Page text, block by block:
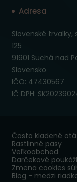
Adresa
Slovenské trvalky,
125
91901 Suchá nad
Slovensko
IČO: 47430567
IČ DPH:
Často kladené
Rastlinné pasy
Veľkoobchod
Darčekové
Zmena cookies
Blog - medzi